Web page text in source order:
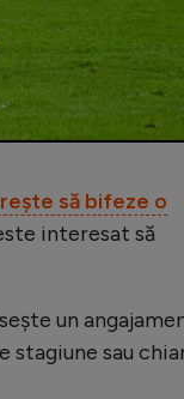
să bifeze o
interesat să
un
stagiune sau